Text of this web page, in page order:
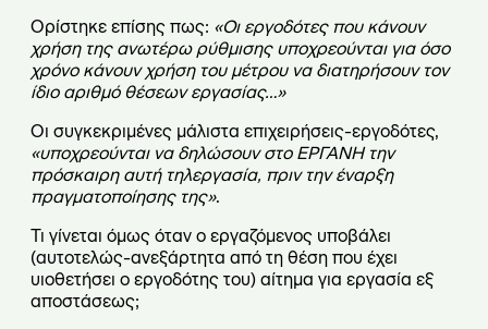
Ορίστηκε επίσης πως: «Οι εργοδότες που κάνουν
χρήση της ανωτέρω ρύθμισης υποχρεούνται για όσο
χρόνο κάνουν χρήση του μέτρου να διατηρήσουν τον
ίδιο αριθμό θέσεων εργασίας…»
Οι συγκεκριμένες μάλιστα επιχειρήσεις-εργοδότες,
«υποχρεούνται να δηλώσουν στο ΕΡΓΑΝΗ την
πρόσκαιρη αυτή τηλεργασία, πριν την έναρξη
πραγματοποίησης της».
Τι γίνεται όμως όταν ο εργαζόμενος υποβάλει
(αυτοτελώς-ανεξάρτητα από τη θέση που έχει
υιοθετήσει ο εργοδότης του) αίτημα για εργασία εξ
αποστάσεως;